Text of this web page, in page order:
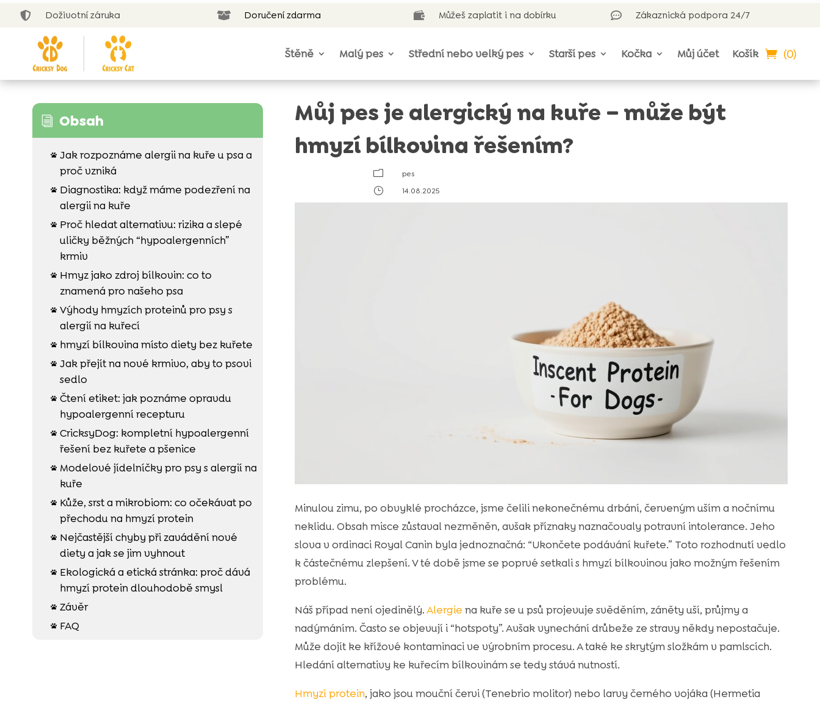
 Doživotní záruka  Doručení zdarma  Můžeš zaplatit i na dobírku  Zákaznická podpora 24/7
Štěně Malý pes Střední nebo velký pes Starší pes Kočka Můj účet Košík (0)
i Obsah
 Jak rozpoznáme alergii na kuře u psa a
proč vzniká

Diagnostika: když máme podezření na
alergii na kuře

Proč hledat alternativu: rizika a slepé
uličky běžných “hypoalergenních”
krmiv

Hmyz jako zdroj bílkovin: co to
znamená pro našeho psa
 Výhody hmyzích proteinů pro psy s
alergií na kuřecí
 hmyzí bílkovina místo diety bez kuřete
 Jak přejít na nové krmivo, aby to psovi
sedlo
 Čtení etiket: jak poznáme opravdu
hypoalergenní recepturu
 CricksyDog: kompletní hypoalergenní
řešení bez kuřete a pšenice

Modelové jídelníčky pro psy s alergií na
kuře

Kůže, srst a mikrobiom: co očekávat po
přechodu na hmyzí protein

Nejčastější chyby při zavádění nové
diety a jak se jim vyhnout

Ekologická a etická stránka: proč dává
hmyzí protein dlouhodobě smysl
 Závěr
 FAQ
Můj pes je alergický na kuře – může být
hmyzí bílkovina řešením?
m
pes
}
14.08.2025
Minulou zimu, po obvyklé procházce, jsme čelili nekonečnému drbání, červeným uším a nočnímu
neklidu. Obsah misce zůstaval nezměněn, avšak příznaky naznačovaly potravní intolerance. Jeho
slova v ordinaci Royal Canin byla jednoznačná: “Ukončete podávání kuřete.” Toto rozhodnutí vedlo
k částečnému zlepšení. V té době jsme se poprvé setkali s hmyzí bílkovinou jako možným řešením
problému.
Náš případ není ojedinělý.Alergie na kuře se u psů projevuje svěděním, záněty uší, průjmy a
nadýmáním. Často se objevují i “hotspoty”. Avšak vynechání drůbeže ze stravy někdy nepostačuje.
Může dojít ke křížové kontaminaci ve výrobním procesu. A také ke skrytým složkám v pamlscích.
Hledání alternativy ke kuřecím bílkovinám se tedy stává nutností.
Hmyzí protein, jako jsou mouční červi (Tenebrio molitor) nebo larvy černého vojáka (Hermetia